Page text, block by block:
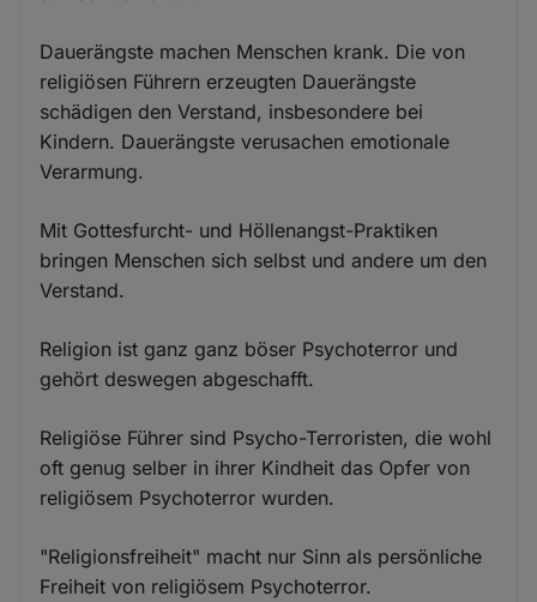
Dauerängste machen Menschen krank. Die von
religiösen Führern erzeugten Dauerängste
schädigen den Verstand, insbesondere bei
Kindern. Dauerängste verusachen emotionale
Verarmung.
Mit Gottesfurcht- und Höllenangst-Praktiken
bringen Menschen sich selbst und andere um den
Verstand.
Religion ist ganz ganz böser Psychoterror und
gehört deswegen abgeschafft.
Religiöse Führer sind Psycho-Terroristen, die wohl
oft genug selber in ihrer Kindheit das Opfer von
religiösem Psychoterror wurden.
"Religionsfreiheit" macht nur Sinn als persönliche
Freiheit von religiösem Psychoterror.